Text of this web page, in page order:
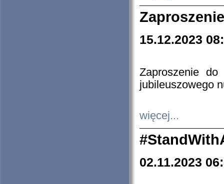
15.12.2023
Zaproszenie do
jubileuszowego
więcej...
02.11.2023